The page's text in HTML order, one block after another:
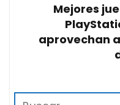
Mejores
aprovechan